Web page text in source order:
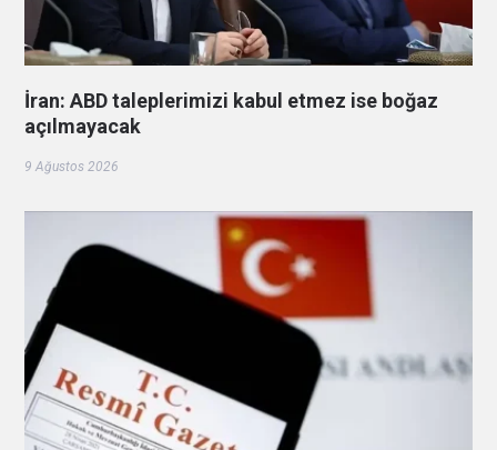
İran: ABD taleplerimizi kabul etmez ise boğaz
açılmayacak
9 Ağustos 2026